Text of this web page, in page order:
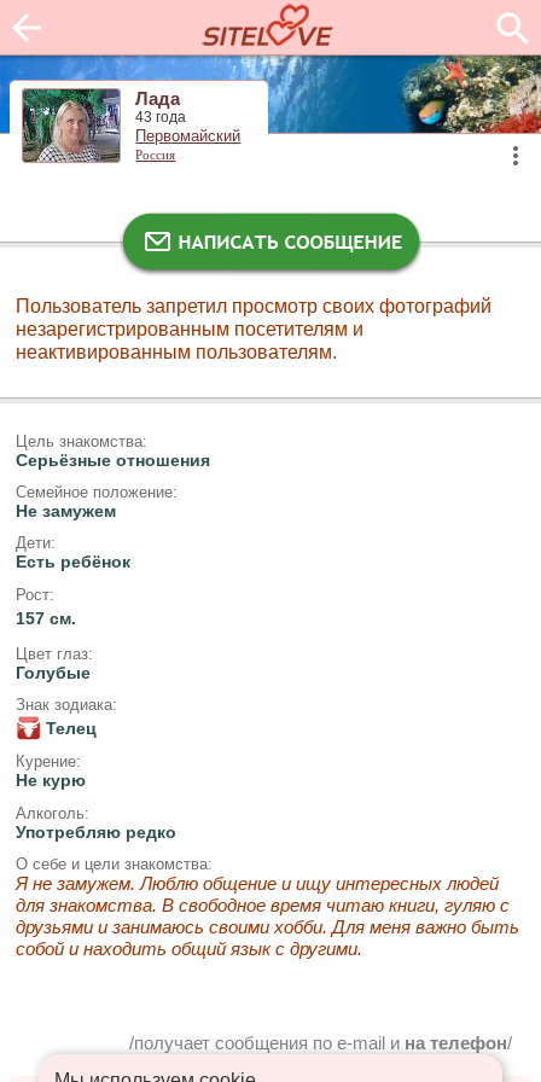
Лада
43 года
Первомайский
Россия
Пользователь запретил просмотр своих фотографий
незарегистрированным посетителям и
неактивированным пользователям.
Цель знакомства:
Серьёзные отношения
Семейное положение:
Не замужем
Дети:
Есть ребёнок
Рост:
157 см.
Цвет глаз:
Голубые
Знак зодиака:
Телец
Курение:
Не курю
Алкоголь:
Употребляю редко
О себе и цели знакомства:
Я не замужем. Люблю общение и ищу интересных людей
для знакомства. В свободное время читаю книги, гуляю с
друзьями и занимаюсь своими хобби. Для меня важно быть
собой и находить общий язык с другими.
/получает сообщения по e-mail и на телефон/